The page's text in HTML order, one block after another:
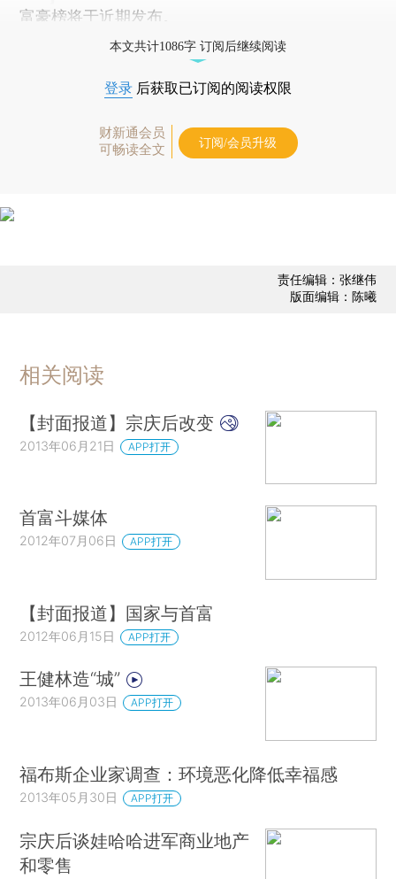
富豪榜将于近期发布。
本文共计1086字 订阅后继续阅读
登录 后获取已订阅的阅读权限
财新通会员
可畅读全文
订阅/会员升级
责任编辑：张继伟
版面编辑：陈曦
相关阅读
【封面报道】宗庆后改变
2013年06月21日 APP打开
首富斗媒体
2012年07月06日 APP打开
【封面报道】国家与首富
2012年06月15日 APP打开
王健林造“城”
2013年06月03日 APP打开
福布斯企业家调查：环境恶化降低幸福感
2013年05月30日 APP打开
宗庆后谈娃哈哈进军商业地产
和零售